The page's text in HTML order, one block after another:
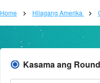
Home Hilagang Amerika
Kasama ang